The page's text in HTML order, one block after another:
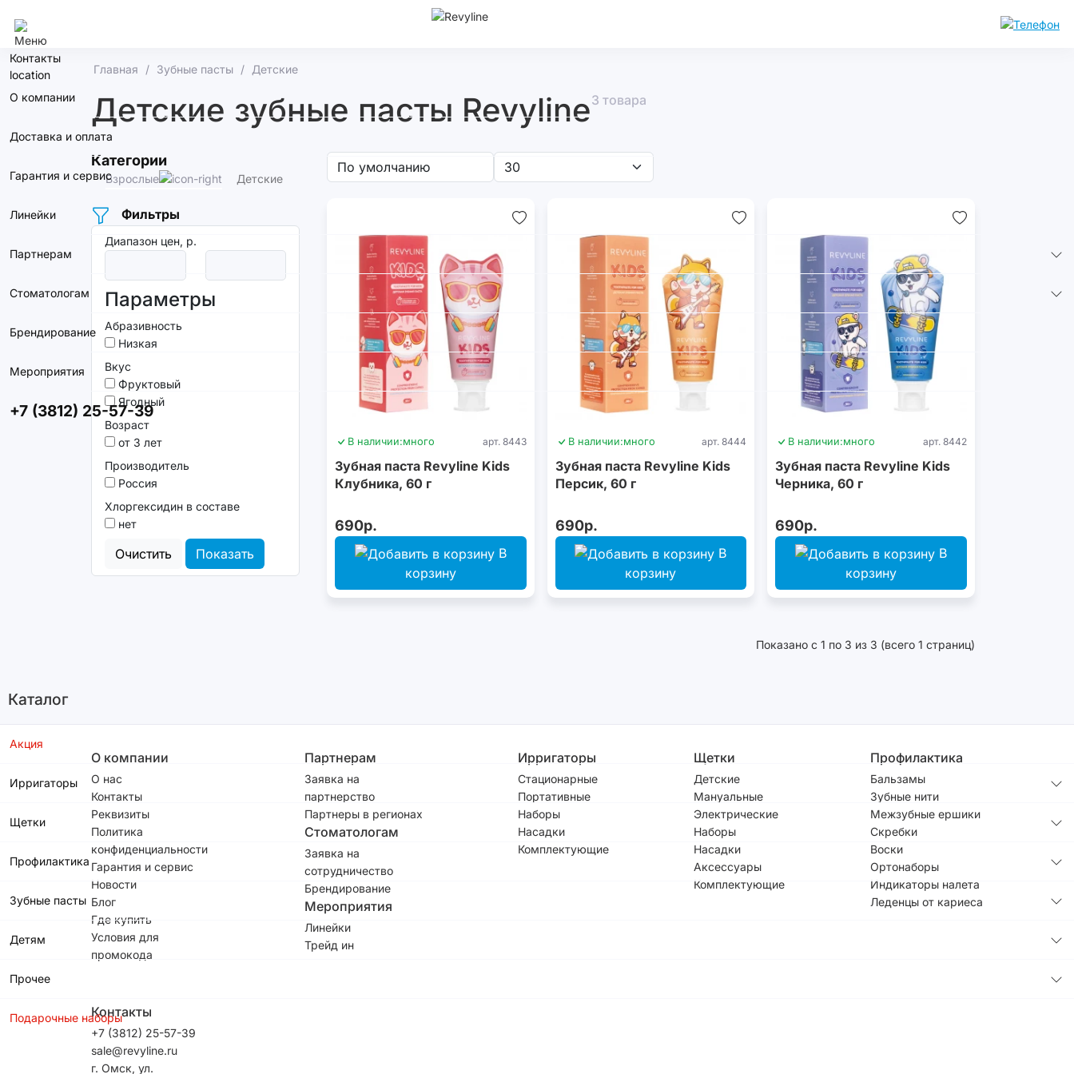
Контакты
О компании
Доставка и оплата
Гарантия и сервис
Линейки
Партнерам
Стоматологам
Брендирование
Мероприятия
+7 (3812) 25-57-39
Каталог
Акция
Ирригаторы
Щетки
Профилактика
Зубные пасты
Детям
Прочее
Подарочные наборы
Главная Зубные пасты Детские
Детские зубные пасты Revyline3 товара
Категории
Взрослые Детские
Фильтры
Диапазон цен, р.
Параметры
Абразивность
Низкая
Вкус
Фруктовый
Ягодный
Возраст
от 3 лет
Производитель
Россия
Хлоргексидин в составе
нет
Очистить Показать
В наличии:много арт. 8443
Зубная паста Revyline Kids
Клубника, 60 г
690р.
В
корзину
В наличии:много арт. 8444
Зубная паста Revyline Kids
Персик, 60 г
690р.
В
корзину
В наличии:много арт. 8442
Зубная паста Revyline Kids
Черника, 60 г
690р.
В
корзину
Показано с 1 по 3 из 3 (всего 1 страниц)
О компании
О нас
Контакты
Реквизиты
Политика
конфиденциальности
Гарантия и сервис
Новости
Блог
Где купить
Условия для
промокода
Партнерам
Заявка на
партнерство
Партнеры в регионах
Стоматологам
Заявка на
сотрудничество
Брендирование
Мероприятия
Линейки
Трейд ин
Ирригаторы
Стационарные
Портативные
Наборы
Насадки
Комплектующие
Щетки
Детские
Мануальные
Электрические
Наборы
Насадки
Аксессуары
Комплектующие
Профилактика
Бальзамы
Зубные нити
Межзубные ершики
Скребки
Воски
Ортонаборы
Индикаторы налета
Леденцы от кариеса
Контакты
+7 (3812) 25-57-39
sale@revyline.ru
г. Омск, ул.